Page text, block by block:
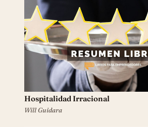
Hospitalidad Irracional
Will Guidara